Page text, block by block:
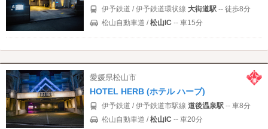
伊予鉄道 / 伊予鉄道環状線 大街道駅 -- 徒歩8分
松山自動車道 /松山IC -- 車15分
愛媛県松山市
HOTEL HERB (ホテル ハーブ)
伊予鉄道 / 伊予鉄道市駅線 道後温泉駅 -- 車8分
松山自動車道 /松山IC -- 車20分